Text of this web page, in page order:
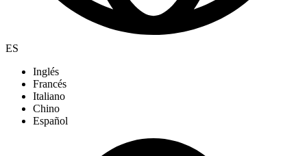
ES
Inglés
Francés
Italiano
Chino
Español